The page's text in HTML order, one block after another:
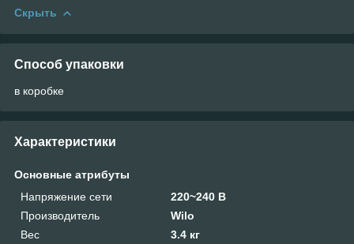
Скрыть
Способ упаковки
в коробке
Характеристики
Основные атрибуты
Напряжение сети
220~240 В
Производитель
Wilo
Вес
3.4 кг